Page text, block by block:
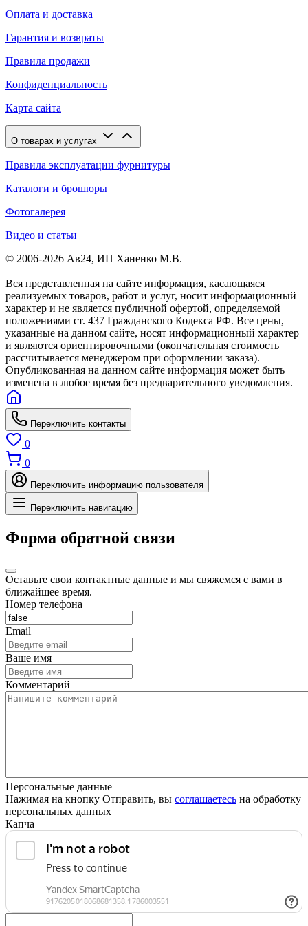
Оплата и доставка
Гарантия и возвраты
Правила продажи
Конфиденциальность
Карта сайта
О товарах и услугах
Правила эксплуатации фурнитуры
Каталоги и брошюры
Фотогалерея
Видео и статьи
© 2006-2026 Ав24, ИП Ханенко М.В.
Вся представленная на сайте информация, касающаяся
реализуемых товаров, работ и услуг, носит информационный
характер и не является публичной офертой, определяемой
положениями ст. 437 Гражданского Кодекса РФ. Все цены,
указанные на данном сайте, носят информационный характер
и являются ориентировочными (окончательная стоимость
рассчитывается менеджером при оформлении заказа).
Опубликованная на данном сайте информация может быть
изменена в любое время без предварительного уведомления.
Переключить контакты
0
0
Переключить информацию пользователя
Переключить навигацию
Форма обратной связи
Оставьте свои контактные данные и мы свяжемся с вами в
ближайшее время.
Номер телефона
Email
Ваше имя
Комментарий
Персональные данные
Нажимая на кнопку Отправить, вы соглашаетесь на обработку
персональных данных
Капча